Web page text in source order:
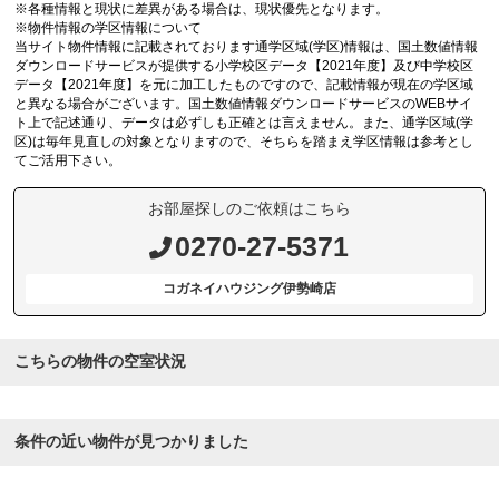
※各種情報と現状に差異がある場合は、現状優先となります。
※物件情報の学区情報について
当サイト物件情報に記載されております通学区域(学区)情報は、国土数値情報
ダウンロードサービスが提供する小学校区データ【2021年度】及び中学校区
データ【2021年度】を元に加工したものですので、記載情報が現在の学区域
と異なる場合がございます。国土数値情報ダウンロードサービスのWEBサイ
ト上で記述通り、データは必ずしも正確とは言えません。また、通学区域(学
区)は毎年見直しの対象となりますので、そちらを踏まえ学区情報は参考とし
てご活用下さい。
お部屋探しのご依頼はこちら
0270-27-5371
コガネイハウジング伊勢崎店
こちらの物件の空室状況
条件の近い物件が見つかりました